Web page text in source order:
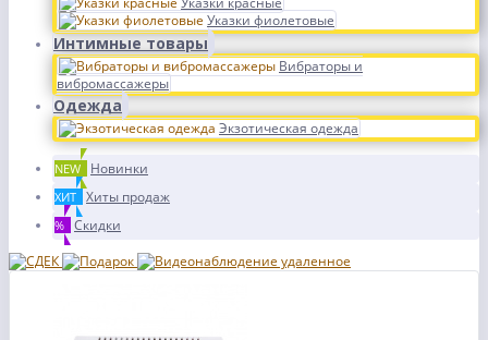
Указки фиолетовые
Интимные товары
Вибраторы и
вибромассажеры
Одежда
Экзотическая одежда
NEW Новинки
ХИТ Хиты продаж
% Скидки